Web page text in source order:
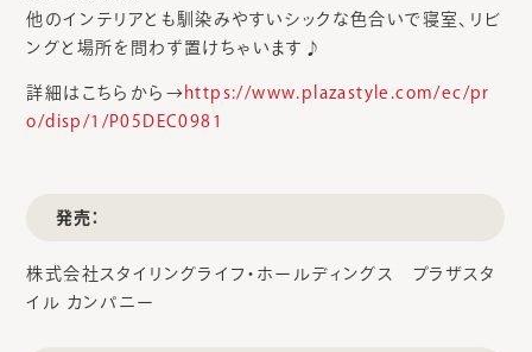
他のインテリアとも馴染みやすいシックな色合いで寝室、リビ
ングと場所を問わず置けちゃいます♪
詳細はこちらから→ https://www.plazastyle.com/ec/pr
o/disp/1/P05DEC0981
発売：
株式会社スタイリングライフ・ホールディングス プラザスタ
イル カンパニー